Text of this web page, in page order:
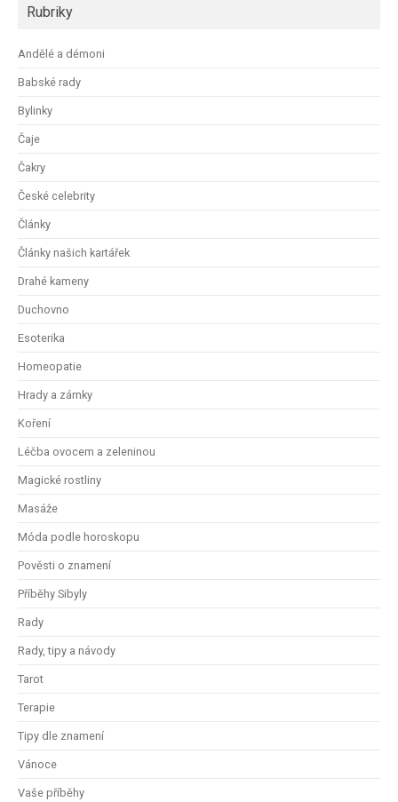
Rubriky
Andělé a démoni
Babské rady
Bylinky
Čaje
Čakry
České celebrity
Články
Články našich kartářek
Drahé kameny
Duchovno
Esoterika
Homeopatie
Hrady a zámky
Koření
Léčba ovocem a zeleninou
Magické rostliny
Masáže
Móda podle horoskopu
Pověsti o znamení
Příběhy Sibyly
Rady
Rady, tipy a návody
Tarot
Terapie
Tipy dle znamení
Vánoce
Vaše příběhy